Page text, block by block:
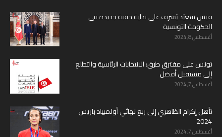
قيس سعيّد يُشرف على بداية حقبة جديدة في
الحكومة التونسية
أغسطس 8, 2024
تونس على مفترق طرق: الانتخابات الرئاسية والتطلع
إلى مستقبل أفضل
أغسطس 7, 2024
تأهل إكرام الظاهري إلى ربع نهائي أولمبياد باريس
2024
أغسطس 7, 2024